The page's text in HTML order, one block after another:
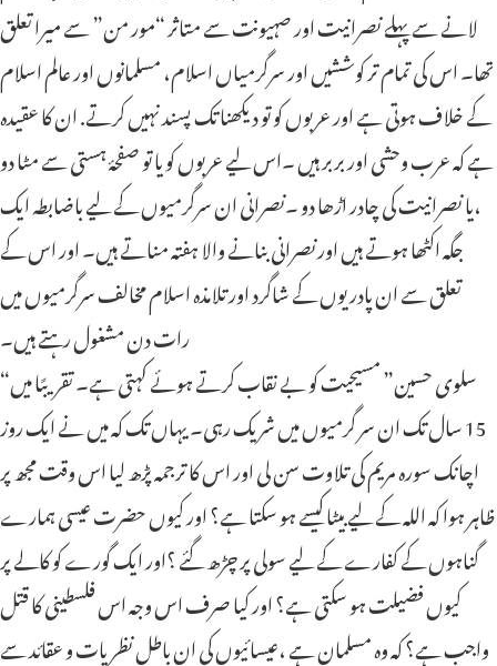
لانے سے پہلے نصرانیت اور صہیونت سے متاثر “مور من” سے میرا تعلق
تھا۔ اس کی تمام تر کوششیں اور سرگرمیاں اسلام، مسلمانوں اور عالم اسلام
کے خلاف ہوتی ہے اور عربوں کو تو دیکھنا تک پسند نہیں کرتے. ان کا عقیدہ
ہے کہ عرب وحشی اور بربر ہیں ۔اس لیے عربوں کو یا تو صفحۂ ہستی سے مٹا دو
،یا نصرانیت کی چادر اڑھا دو ۔نصرانی ان سرگرمیوں کے لیے باضابطہ ایک
جگہ اکٹھا ہوتے ہیں اورنصرانی بنانے والا ہفتہ مناتے ہیں۔ اور اس کے
تعلق سے ان پادریوں کے شاگرد اور تلامذہ اسلام مخالف سرگرمیوں میں
رات دن مشغول رہتے ہیں۔
“سلوی حسین” مسیحیت کو بے نقاب کرتے ہوئے کہتی ہے۔ تقریبًا میں
15 سال تک ان سر گرمیوں میں شریک رہی۔ یہاں تک کہ میں نے ایک روز
اچانک سورہ مریم کی تلاوت سن لی اور اس کا ترجمہ پڑھ لیا اس وقت مجھ پر
ظاہر ہوا کہ اللہ کے لیے بیٹا کیسے ہو سکتا ہے؟ اور کیوں حضرت عیسی ہمارے
گناہوں کے کفارے کے لیے سولی پر چڑھ گئے ؟اور ایک گورے کو کالے پر
کیوں فضیلت ہو سکتی ہے؟ اور کیا صرف اس وجہ اس فلسطینی کا قتل
واجب ہے؟ کہ وہ مسلمان ہے ،عیسائیوں کی ان باطل نظریات و عقائد سے